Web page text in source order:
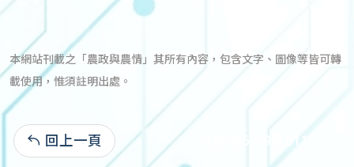
本網站刊載之「農政與農情」其所有內容，包含文字、圖像等皆可轉
載使用，惟須註明出處。
回上一頁 106-05-19:9,611